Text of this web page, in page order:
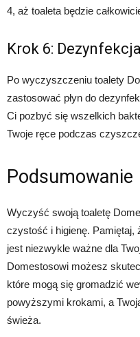
4, aż toaleta będzie
Krok 6: Dezynfekcja
Po wyczyszczeniu toalety
zastosować płyn do
Ci pozbyć się wszelkich
Twoje ręce podczas
Podsumowanie
Wyczyść swoją toaletę
czystość i higienę. Pamiętaj,
jest niezwykle ważne dla
Domestosowi możesz
które mogą się gromadzić
powyższymi krokami, a
świeża.